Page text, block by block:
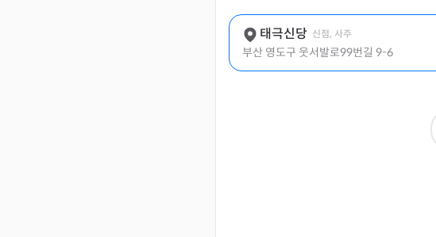
태극신당 신점, 사주
부산 영도구 웃서발로99번길 9-6